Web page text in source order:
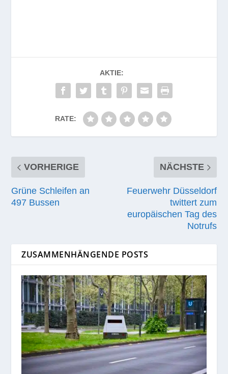
AKTIE:
RATE:
VORHERIGE
Grüne Schleifen an
497 Bussen
NÄCHSTE
Feuerwehr Düsseldorf
twittert zum
europäischen Tag des
Notrufs
ZUSAMMENHÄNGENDE POSTS